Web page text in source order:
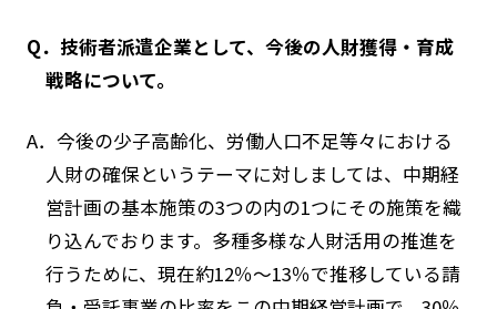
Q．技術者派遣企業として、今後の人財獲得・育成
戦略について。
A．今後の少子高齢化、労働人口不足等々における
人財の確保というテーマに対しましては、中期経
営計画の基本施策の3つの内の1つにその施策を織
り込んでおります。多種多様な人財活用の推進を
行うために、現在約12％～13％で推移している請